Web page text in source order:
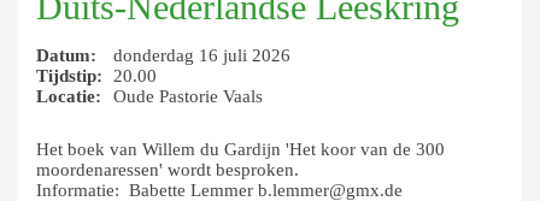
Datum:
donderdag 16 juli 2026
Tijdstip:
20.00
Locatie:
Oude Pastorie Vaals
Het boek van Willem du Gardijn 'Het koor van de 300
moordenaressen' wordt besproken.
Informatie: Babette Lemmer b.lemmer@gmx.de